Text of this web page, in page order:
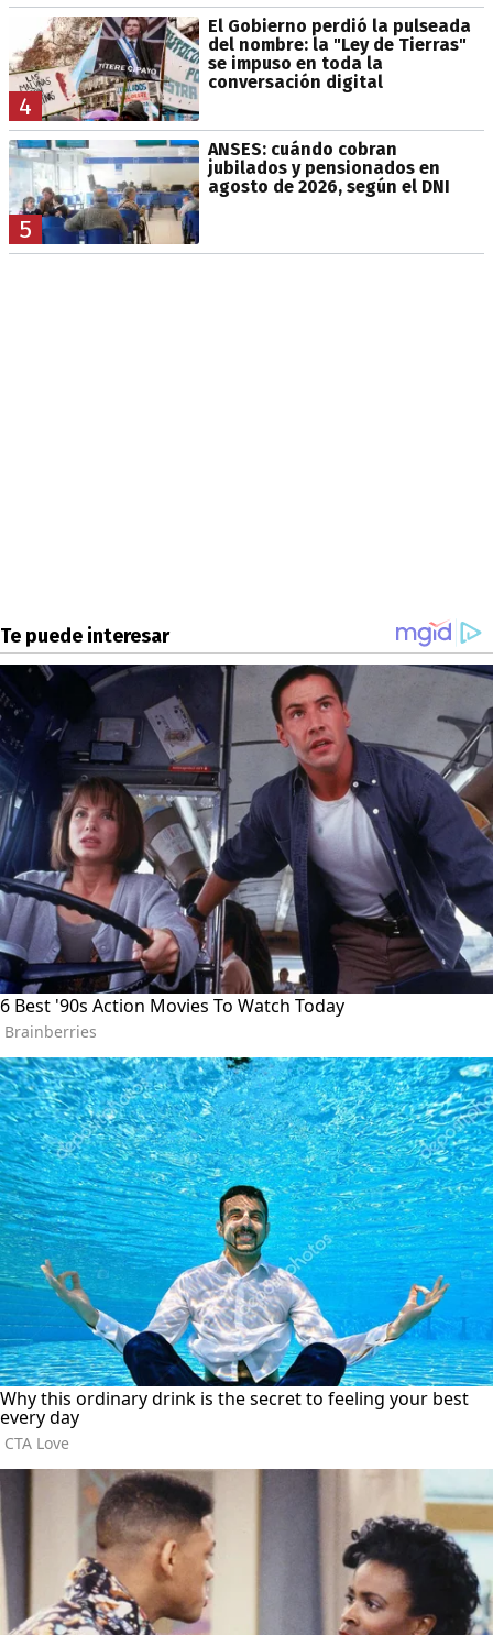
4
El Gobierno perdió la pulseada
del nombre: la "Ley de Tierras"
se impuso en toda la
conversación digital
5
ANSES: cuándo cobran
jubilados y pensionados en
agosto de 2026, según el DNI